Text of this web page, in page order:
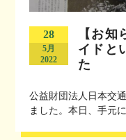
28
5月
2022
【お
イドと
た
公益財団法人日本交
ました。本日、手元